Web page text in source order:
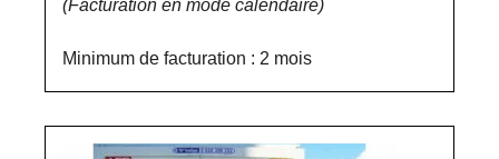
(Facturation en mode calendaire)
Minimum de facturation : 2 mois